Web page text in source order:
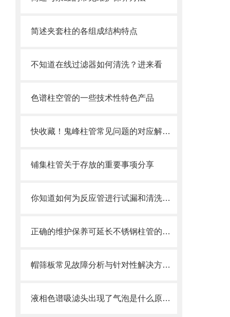
简述夹套柱的各组成结构特点
不知道在线过滤器如何清洗？进来看
色谱柱空管的一些技术性特色产品
快收藏！鬼峰柱管常见问题的对应解决妙招
铺集柱管关于存放的重要事项分享
你知道如何为反应管进行试漏和清洗吗？这篇文章教你一个有效的方法
正确的维护保养可延长不锈钢柱管的使用寿命
帽筛板常见故障分析与针对性解决方法分享
液相色谱吸滤头出现了气泡是什么原因？可能是你的流动相没有脱气